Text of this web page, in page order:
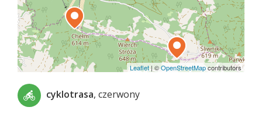
Leaflet|©OpenStreetMapcontributors
cyklotrasa, czerwony